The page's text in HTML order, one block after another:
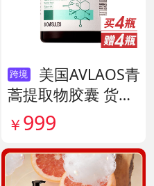
跨境
美国AVLAOS青
蒿提取物胶囊 货号
140567
￥ 999